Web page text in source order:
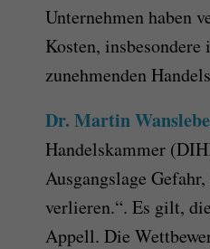
Unternehmen haben
Kosten,
zunehmenden
Dr. Martin
Handelskammer
Ausgangslage
verlieren.“. Es gilt,
Appell. Die